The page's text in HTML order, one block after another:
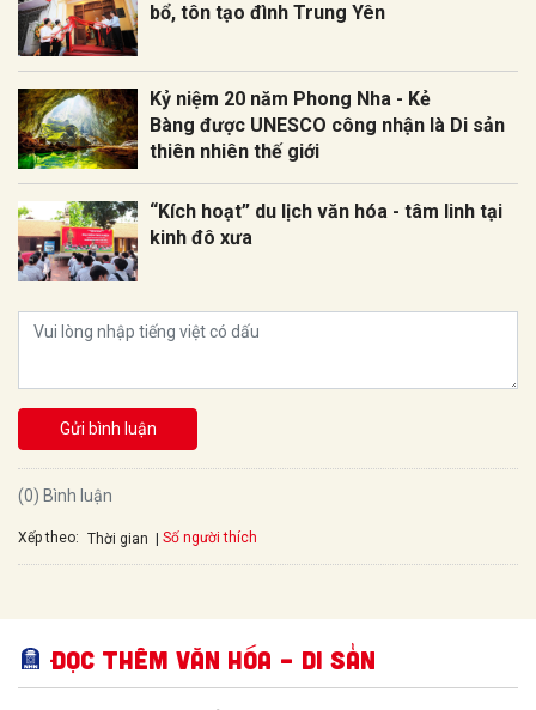
bổ, tôn tạo đình Trung Yên
Kỷ niệm 20 năm Phong Nha - Kẻ
Bàng được UNESCO công nhận là Di sản
thiên nhiên thế giới
“Kích hoạt” du lịch văn hóa - tâm linh tại
kinh đô xưa
Gửi bình luận
(0) Bình luận
Xếp theo: Thời gian Số người thích
Đọc thêm Văn hóa – Di sản